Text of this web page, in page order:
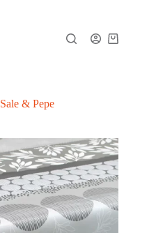
Panier
Sale & Pepe